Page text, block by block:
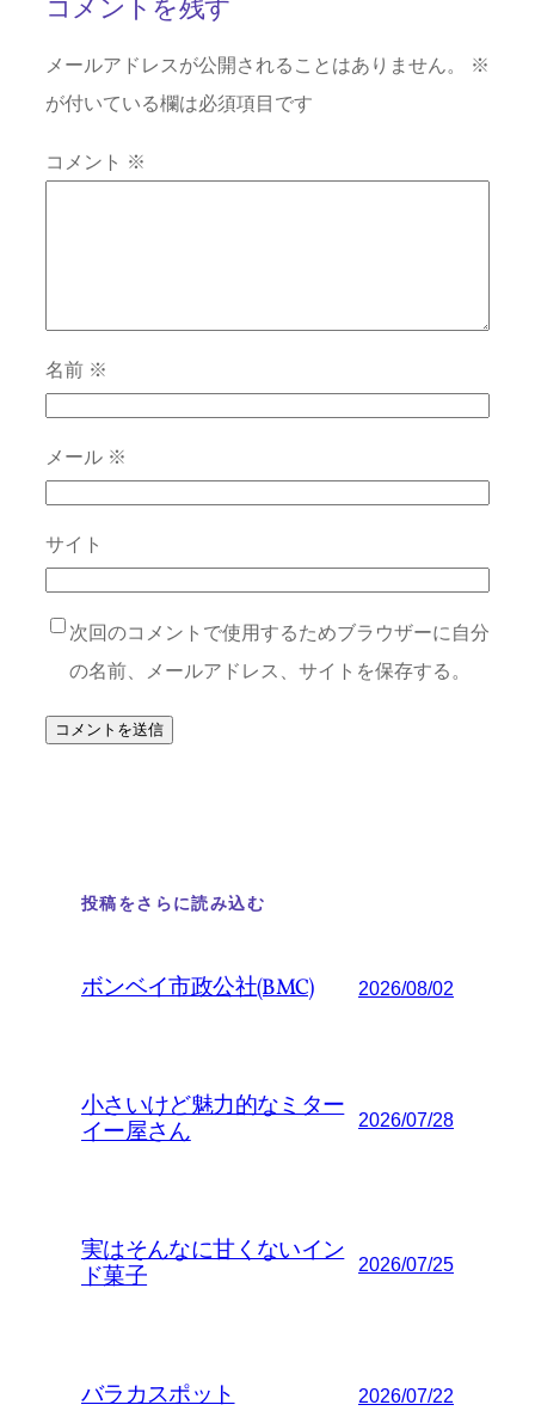
コメントを残す
メールアドレスが公開されることはありません。
※
が付いている欄は必須項目です
コメント ※
名前 ※
メール ※
サイト
次回のコメントで使用するためブラウザーに自分
の名前、メールアドレス、サイトを保存する。
投稿をさらに読み込む
ボンベイ市政公社(BMC) 2026/08/02
小さいけど魅力的なミター
イー屋さん
2026/07/28
実はそんなに甘くないイン
ド菓子
2026/07/25
バラカスポット 2026/07/22